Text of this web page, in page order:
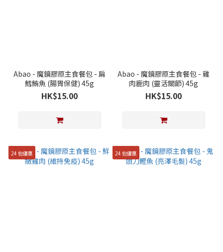
Abao - 魔鏡膠原主食餐包 - 扁
鱈鮪魚 (腸胃保健) 45g
HK$15.00
Abao - 魔鏡膠原主食餐包 - 雞
肉鹿肉 (靈活關節) 45g
HK$15.00
24 包優惠 24 包優惠